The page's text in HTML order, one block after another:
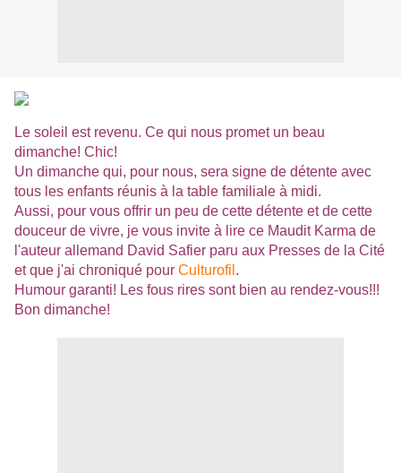
Le soleil est revenu. Ce qui nous promet un beau
dimanche! Chic!
Un dimanche qui, pour nous, sera signe de détente avec
tous les enfants réunis à la table familiale à midi.
Aussi, pour vous offrir un peu de cette détente et de cette
douceur de vivre, je vous invite à lire ce Maudit Karma de
l'auteur allemand David Safier paru aux Presses de la Cité
et que j'ai chroniqué pour Culturofil .
Humour garanti! Les fous rires sont bien au rendez-vous!!!
Bon dimanche!